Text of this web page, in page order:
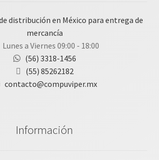
distribución en México para entrega de
mercancía
Lunes a Viernes 09:00 - 18:00
(56) 3318-1456
(55) 85262182
contacto@compuviper.mx
Información